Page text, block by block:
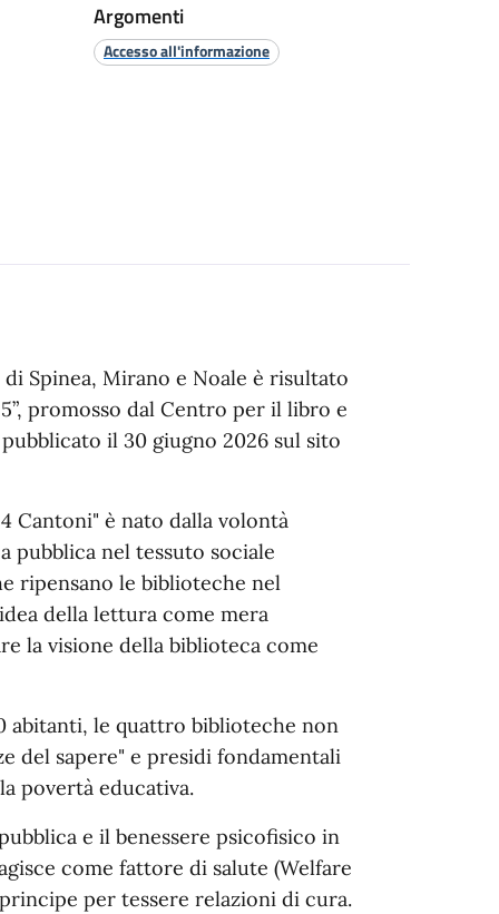
Argomenti
Accesso all'informazione
Spinea, Mirano e Noale è risultato
promosso dal Centro per il libro e
il 30 giugno 2026 sul sito
Cantoni" è nato dalla volontà
nel tessuto sociale
ripensano le biblioteche nel
della lettura come mera
la visione della biblioteca come
abitanti, le quattro biblioteche non
del sapere" e presidi fondamentali
povertà educativa.
e il benessere psicofisico in
come fattore di salute (Welfare
per tessere relazioni di cura.